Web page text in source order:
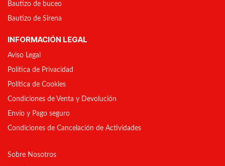
Bautizo de buceo
Bautizo de Sirena
INFORMACIÓN LEGAL
Aviso Legal
Política de Privacidad
Política de Cookies
Condiciones de Venta y Devolución
Envío y Pago seguro
Condiciones de Cancelación de Actividades
Sobre Nosotros